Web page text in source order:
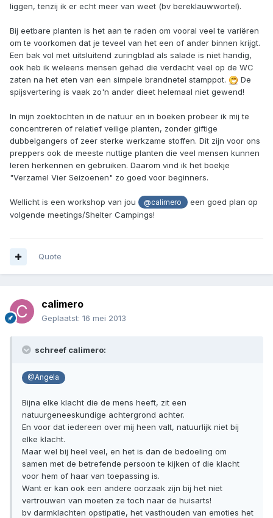
liggen, tenzij ik er echt meer van weet (bv bereklauwwortel).
Bij eetbare planten is het aan te raden om vooral veel te variëren
om te voorkomen dat je teveel van het een of ander binnen krijgt.
Een bak vol met uitsluitend zuringblad als salade is niet handig,
ook heb ik weleens mensen gehad die verdacht veel op de WC
zaten na het eten van een simpele brandnetel stamppot.
De
spijsvertering is vaak zo'n ander dieet helemaal niet gewend!
In mijn zoektochten in de natuur en in boeken probeer ik mij te
concentreren of relatief veilige planten, zonder giftige
dubbelgangers of zeer sterke werkzame stoffen. Dit zijn voor ons
preppers ook de meeste nuttige planten die veel mensen kunnen
leren herkennen en gebruiken. Daarom vind ik het boekje
"Verzamel Vier Seizoenen" zo goed voor beginners.
Wellicht is een workshop van jou @calimero
een goed plan op
volgende meetings/Shelter Campings!
Quote
calimero
Geplaatst: 16 mei 2013
schreef calimero:
@Angela
Bijna elke klacht die de mens heeft, zit een
natuurgeneeskundige achtergrond achter.
En voor dat iedereen over mij heen valt, natuurlijk niet bij
elke klacht.
Maar wel bij heel veel, en het is dan de bedoeling om
samen met de betrefende persoon te kijken of die klacht
voor hem of haar van toepassing is.
Want er kan ook een andere oorzaak zijn bij het niet
vertrouwen van moeten ze toch naar de huisarts!
bv darmklachten opstipatie, het vasthouden van emoties het